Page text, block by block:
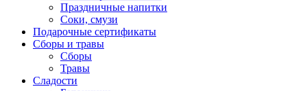
Праздничные напитки
Соки, смузи
Подарочные сертификаты
Сборы и травы
Сборы
Травы
Сладости